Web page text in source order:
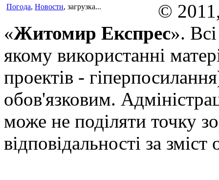
Погода, Новости, загрузка...
©
«Житомир Експрес».
якому використанні
проектів -
обов'язковим.
може не поділяти точку
відповідальності за